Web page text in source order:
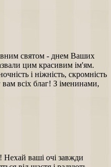
святом - днем Ваших
цим красивим ім'ям.
і ніжність, скромність
вам всіх благ! З іменинами,
Нехай ваші очі завжди